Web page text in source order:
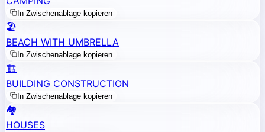
In Zwischenablage kopieren
🏖️
BEACH WITH UMBRELLA
In Zwischenablage kopieren
🏗️
BUILDING CONSTRUCTION
In Zwischenablage kopieren
🏘️
HOUSES